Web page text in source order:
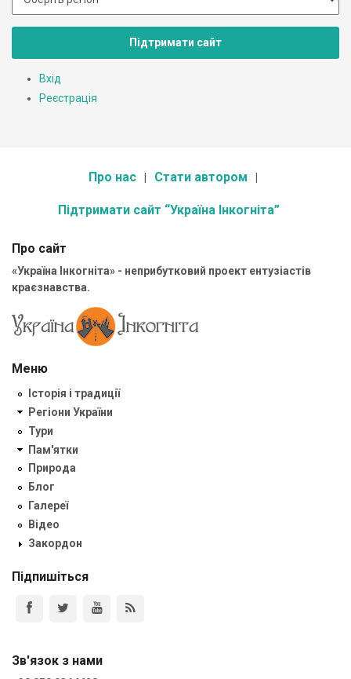
Підтримати сайт
Вхід
Реєстрація
Про нас Стати автором
Підтримати сайт “Україна Інкогніта”
Про сайт
«Україна Інкогніта» - неприбутковий проект ентузіастів
краєзнавства.
Меню
Історія і традиції
Регіони України
Тури
Пам'ятки
Природа
Блог
Галереї
Відео
Закордон
Підпишіться
Зв'язок з нами